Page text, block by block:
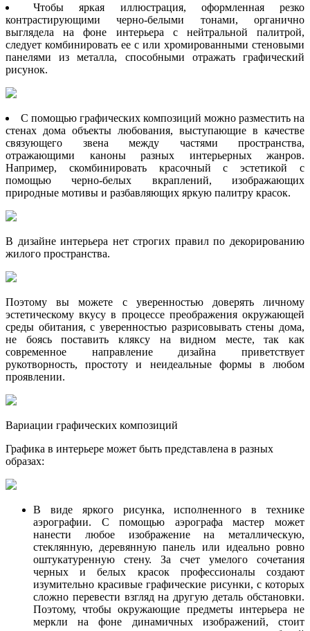
Чтобы яркая иллюстрация, оформленная резко
контрастирующими черно-белыми тонами, органично
выглядела на фоне интерьера с нейтральной палитрой,
следует комбинировать ее с или хромированными стеновыми
панелями из металла, способными отражать графический
рисунок.
С помощью графических композиций можно разместить на
стенах дома объекты любования, выступающие в качестве
связующего звена между частями пространства,
отражающими каноны разных интерьерных жанров.
Например, скомбинировать красочный с эстетикой с
помощью черно-белых вкраплений, изображающих
природные мотивы и разбавляющих яркую палитру красок.
В дизайне интерьера нет строгих правил по декорированию
жилого пространства.
Поэтому вы можете с уверенностью доверять личному
эстетическому вкусу в процессе преображения окружающей
среды обитания, с уверенностью разрисовывать стены дома,
не боясь поставить кляксу на видном месте, так как
современное направление дизайна приветствует
рукотворность, простоту и неидеальные формы в любом
проявлении.
Вариации графических композиций
Графика в интерьере может быть представлена в разных
образах:
В виде яркого рисунка, исполненного в технике
аэрографии. С помощью аэрографа мастер может
нанести любое изображение на металлическую,
стеклянную, деревянную панель или идеально ровно
оштукатуренную стену. За счет умелого сочетания
черных и белых красок профессионалы создают
изумительно красивые графические рисунки, с которых
сложно перевести взгляд на другую деталь обстановки.
Поэтому, чтобы окружающие предметы интерьера не
меркли на фоне динамичных изображений, стоит